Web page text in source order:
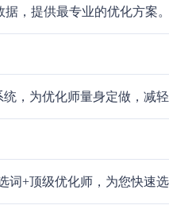
，提供最专业的优化方案
，为优化师量身定做，减
词+顶级优化师，为您快速